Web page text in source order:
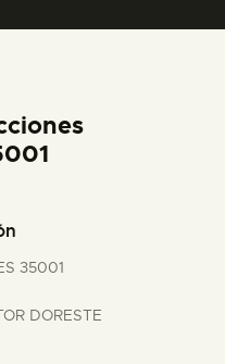
35001
DORESTE